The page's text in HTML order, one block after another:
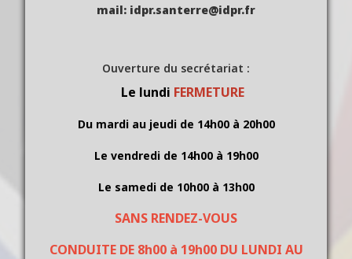
mail: idpr.santerre@idpr.fr
Ouverture du secrétariat :
Le lundi FERMETURE
Du mardi au jeudi de 14h00 à 20h00
Le vendredi de 14h00 à 19h00
Le samedi de 10h00 à 13h00
SANS RENDEZ-VOUS
CONDUITEDE 8h00 à 19h00 DU LUNDI AU